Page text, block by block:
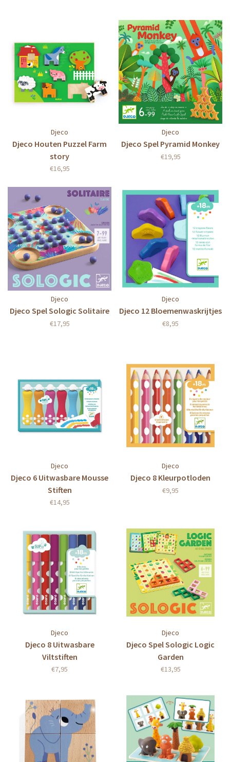
Djeco
Djeco Houten Puzzel Farm
story
€16,95
Djeco
Djeco Spel Pyramid Monkey
€19,95
Djeco
Djeco Spel Sologic Solitaire
€17,95
Djeco
Djeco 12 Bloemenwaskrijtjes
€8,95
Djeco
Djeco 6 Uitwasbare Mousse
Stiften
€14,95
Djeco
Djeco 8 Kleurpotloden
€9,95
Djeco
Djeco 8 Uitwasbare
Viltstiften
€7,95
Djeco
Djeco Spel Sologic Logic
Garden
€13,95